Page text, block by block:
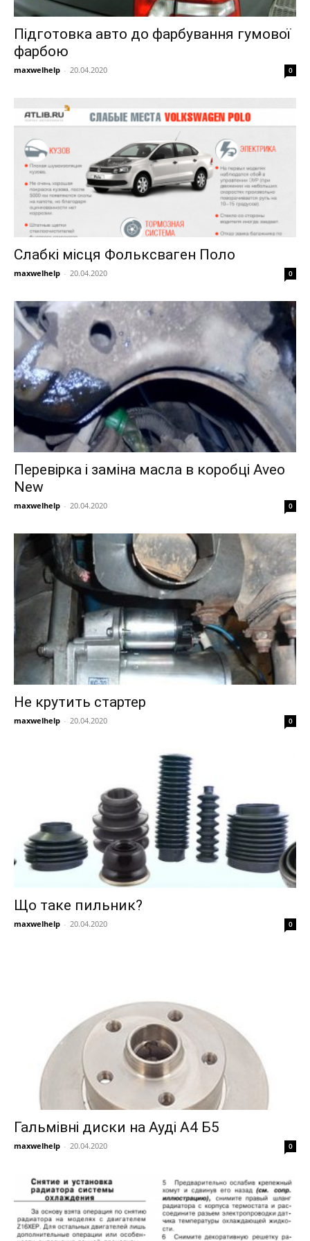
Підготовка авто до фарбування гумової
фарбою
maxwelhelp - 20.04.2020 0
Слабкі місця Фольксваген Поло
maxwelhelp - 20.04.2020 0
Перевірка і заміна масла в коробці Aveo
New
maxwelhelp - 20.04.2020 0
Не крутить стартер
maxwelhelp - 20.04.2020 0
Що таке пильник?
maxwelhelp - 20.04.2020 0
Гальмівні диски на Ауді А4 Б5
maxwelhelp - 20.04.2020 0